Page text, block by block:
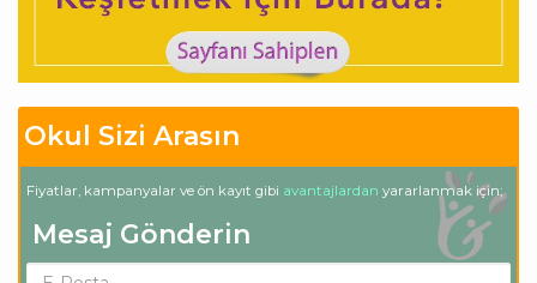
Okul Sizi Arasın
Fiyatlar, kampanyalar ve ön kayıt gibi avantajlardan yararlanmak için;
Mesaj Gönderin